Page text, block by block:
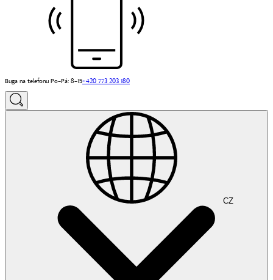
Buga na telefonu Po–Pá: 8–15+420 773 203 180
CZ